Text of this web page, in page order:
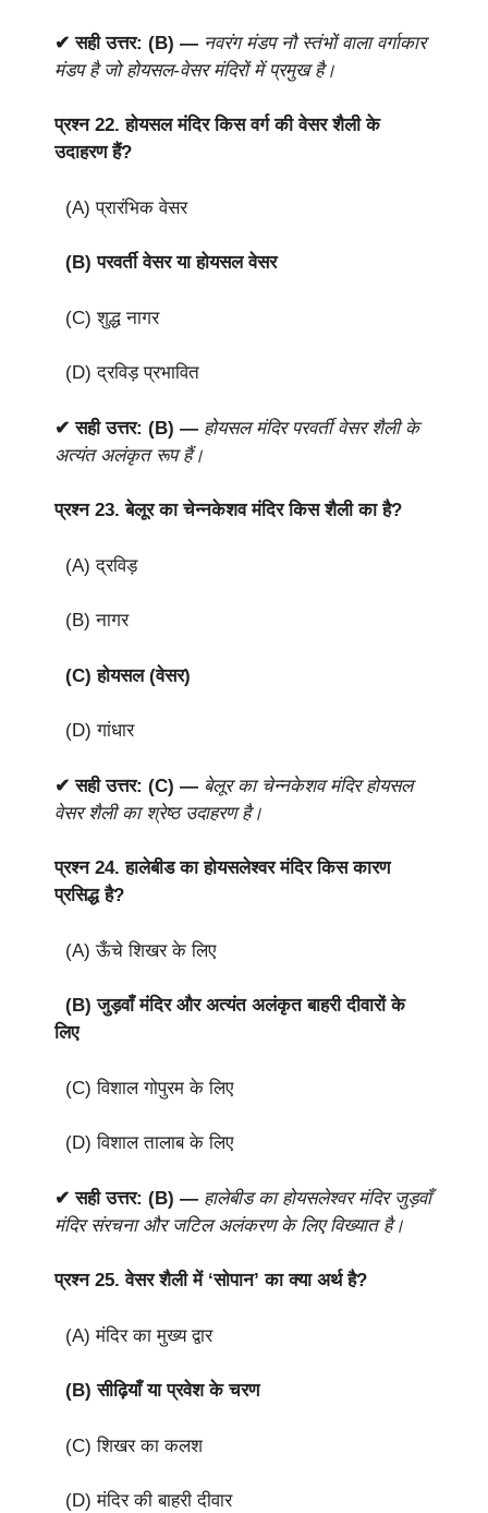
✔ सही उत्तर: (B) — नवरंग मंडप नौ स्तंभों वाला वर्गाकार
मंडप है जो होयसल-वेसर मंदिरों में प्रमुख है।
प्रश्न 22.होयसल मंदिर किस वर्ग की वेसर शैली के
उदाहरण हैं?
(A) प्रारंभिक वेसर
(B) परवर्ती वेसर या होयसल वेसर
(C) शुद्ध नागर
(D) द्रविड़ प्रभावित
✔ सही उत्तर: (B) — होयसल मंदिर परवर्ती वेसर शैली के
अत्यंत अलंकृत रूप हैं।
प्रश्न 23.बेलूर का चेन्नकेशव मंदिर किस शैली का है?
(A) द्रविड़
(B) नागर
(C) होयसल (वेसर)
(D) गांधार
✔ सही उत्तर: (C) — बेलूर का चेन्नकेशव मंदिर होयसल
वेसर शैली का श्रेष्ठ उदाहरण है।
प्रश्न 24.हालेबीड का होयसलेश्वर मंदिर किस कारण
प्रसिद्ध है?
(A) ऊँचे शिखर के लिए
(B) जुड़वाँ मंदिर और अत्यंत अलंकृत बाहरी दीवारों के
लिए
(C) विशाल गोपुरम के लिए
(D) विशाल तालाब के लिए
✔ सही उत्तर: (B) — हालेबीड का होयसलेश्वर मंदिर जुड़वाँ
मंदिर संरचना और जटिल अलंकरण के लिए विख्यात है।
प्रश्न 25.वेसर शैली में ‘सोपान’ का क्या अर्थ है?
(A) मंदिर का मुख्य द्वार
(B) सीढ़ियाँ या प्रवेश के चरण
(C) शिखर का कलश
(D) मंदिर की बाहरी दीवार